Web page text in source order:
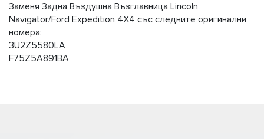
Заменя Задна Въздушна Възглавница Lincoln
Navigator/Ford Expedition 4X4 със следните оригинални
номера:
3U2Z5580LA
F75Z5A891BA